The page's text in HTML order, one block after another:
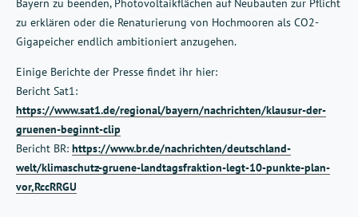
Bayern zu beenden, Photovoltaikflächen auf Neubauten zur Pflicht
zu erklären oder die Renaturierung von Hochmooren als CO2-
Gigapeicher endlich ambitioniert anzugehen.
Einige Berichte der Presse findet ihr hier:
Bericht Sat1:
https://www.sat1.de/regional/bayern/nachrichten/klausur-der-
gruenen-beginnt-clip
Bericht BR: https://www.br.de/nachrichten/deutschland-
welt/klimaschutz-gruene-landtagsfraktion-legt-10-punkte-plan-
vor,RccRRGU